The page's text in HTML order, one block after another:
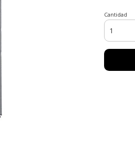
Cantidad